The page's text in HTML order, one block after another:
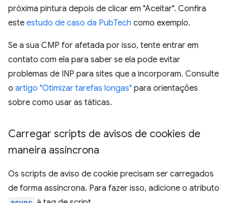
próxima pintura depois de clicar em "Aceitar". Confira
este estudo de caso da PubTech como exemplo.
Se a sua CMP for afetada por isso, tente entrar em
contato com ela para saber se ela pode evitar
problemas de INP para sites que a incorporam. Consulte
o artigo "Otimizar tarefas longas" para orientações
sobre como usar as táticas.
Carregar scripts de avisos de cookies de
maneira assíncrona
Os scripts de aviso de cookie precisam ser carregados
de forma assíncrona. Para fazer isso, adicione o atributo